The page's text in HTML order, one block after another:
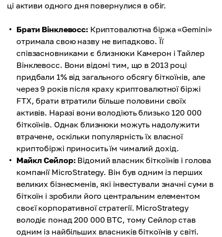
ці активи одного дня повернулися в обіг.
Брати Вінклевосс: Криптовалютна біржа «Gemini»
отримала свою назву не випадково. Її
співзасновниками є близнюки Камерон і Тайлер
Вінклевосс. Вони відомі тим, що в 2013 році
придбали 1% від загального обсягу біткоїнів, але
через 9 років після краху криптовалютної біржі
FTX, брати втратили більше половини своїх
активів. Наразі вони володіють близько 120 000
біткоїнів. Однак близнюки можуть надолужити
втрачене, оскільки популярність їх власної
криптобіржі приносить їм чималий дохід.
Майкл Сейлор: Відомий власник біткоїнів і голова
компанії MicroStrategy. Він був одним із перших
великих бізнесменів, які інвестували значні суми в
біткоїн і зробили його центральним елементом
своєї корпоративної стратегії. MicroStrategy
володіє понад 200 000 BTC, тому Сейлор став
одним із найбільших власників біткоїнів у світі.